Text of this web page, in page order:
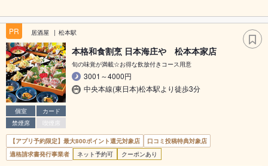
PR 居酒屋 松本駅
個室
カード
禁煙席
喫煙席
本格和食割烹 日本海庄や 松本本家店
旬の味覚が満載☆お得な飲放付きコース用意
3001～4000円
中央本線(東日本)松本駅より徒歩3分
【アプリ予約限定】最大800ポイント還元対象店
口コミ投稿特典対象店
適格請求書発行事業者
ネット予約可 クーポンあり